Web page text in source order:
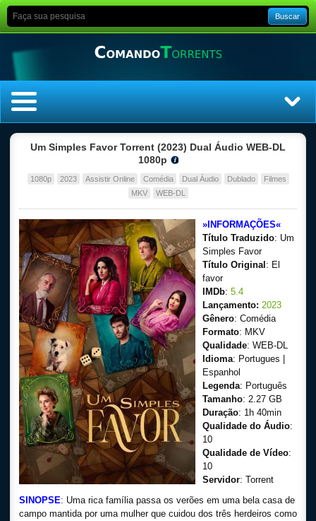
Buscar
Filmes
Dublado
Legendado
Um Simples Favor Torrent (2023) Dual Áudio WEB-DL
1080p
1080p 2023 Assistir Online Comédia Dual Áudio Dublado
Filmes
MKV
WEB-DL
»INFORMAÇÕES«
Título Traduzido: Um
Simples Favor
Título Original : El
favor
IMDb: 5.4
Lançamento: 2023
Gênero: Comédia
Formato: MKV
Qualidade: WEB-DL
Idioma: Portugues |
Espanhol
Legenda: Português
Tamanho: 2.27 GB
Duração: 1h 40min
Qualidade do Áudio:
10
Qualidade de Vídeo:
10
Servidor: Torrent
SINOPSE: Uma rica família passa os verões em uma bela casa de
campo mantida por uma mulher que cuidou dos três herdeiros como